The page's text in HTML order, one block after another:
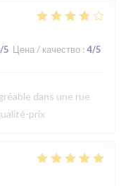
/5 Цена / качество : 4/5
dans une rue
prix